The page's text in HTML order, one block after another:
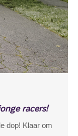
racers!
dop! Klaar om